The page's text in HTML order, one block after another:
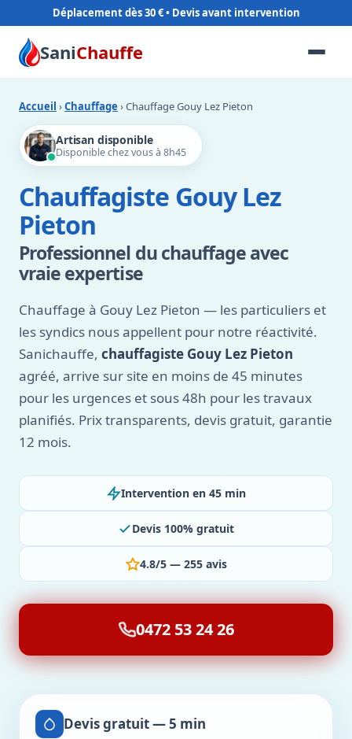
Déplacement dès 30 €
SaniChauffe
Accueil ›Chauffage › Chauffage Gouy Lez Pieton
Artisan disponible
Disponible chez vous à 8h45
Chauffagiste Gouy Lez
Pieton
Professionnel du chauffage avec
vraie expertise
Chauffage à Gouy Lez Pieton — les particuliers et
les syndics nous appellent pour notre réactivité.
Sanichauffe, chauffagiste Gouy Lez Pieton
agréé, arrive sur site en moins de 45 minutes
pour les urgences et sous 48h pour les travaux
planifiés. Prix transparents, devis gratuit, garantie
12 mois.
Intervention en 45 min
Devis 100% gratuit
4.8/5 — 255 avis
0472 53 24 26
Devis gratuit — 5 min